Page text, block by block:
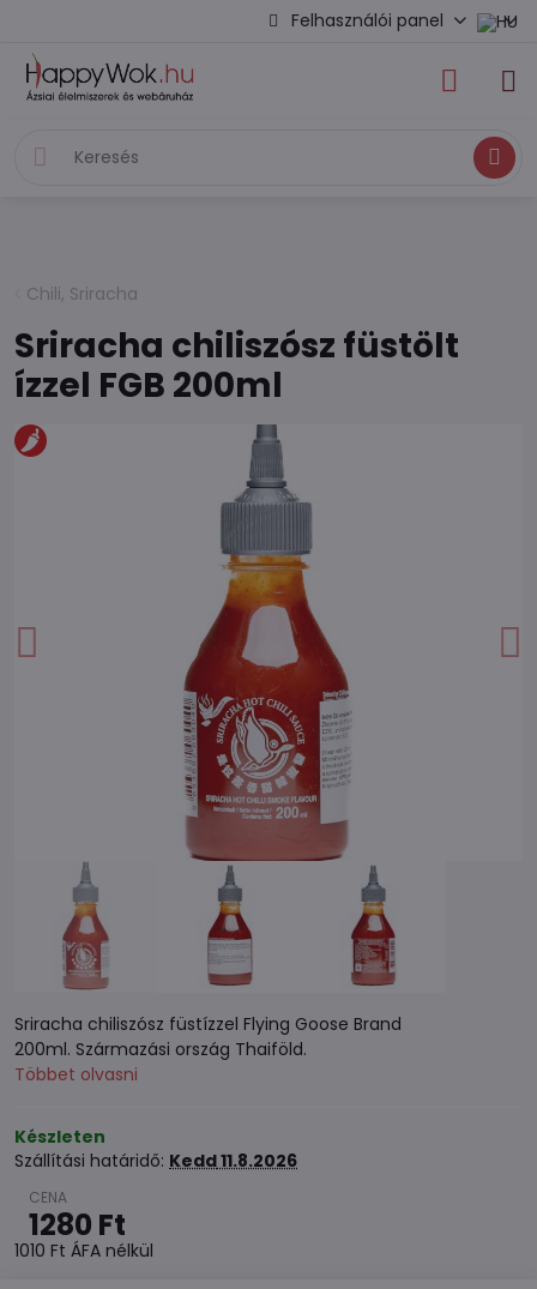
Felhasználói panel
Keresés
Chili, Sriracha
Sriracha chiliszósz füstölt
ízzel FGB 200ml
Sriracha chiliszósz füstízzel Flying Goose Brand
200ml. Származási ország Thaiföld.
Többet olvasni
Készleten
Szállítási határidő: Kedd11.8.2026
1280 Ft
1010 Ft ÁFA nélkül